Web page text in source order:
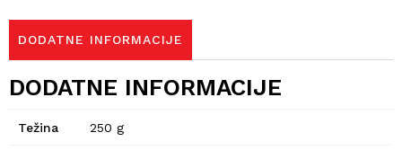
DODATNE INFORMACIJE
DODATNE INFORMACIJE
Težina 250 g